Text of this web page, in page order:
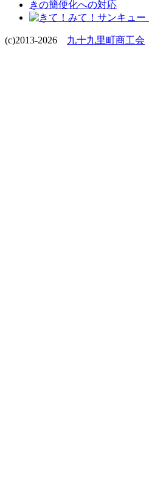
(c)2013-2026 九十九里町商工会